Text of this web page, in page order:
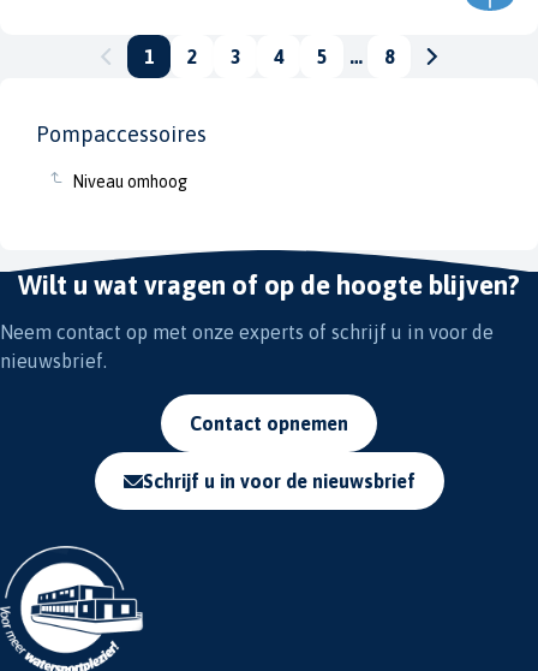
Pompaccessoires
Niveau omhoog
1 2 3 4 5 … 8
Wilt u wat vragen of op de hoogte blijven?
Neem contact op met onze experts of schrijf u in voor de
nieuwsbrief.
Contact opnemen
Schrijf u in voor de nieuwsbrief